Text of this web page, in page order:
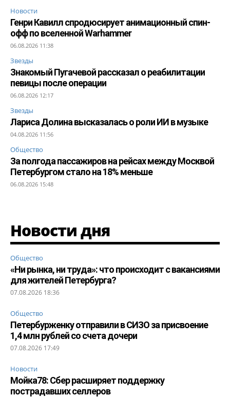
Новости
Генри Кавилл спродюсирует анимационный спин-
офф по вселенной Warhammer
06.08.2026 11:38
Звезды
Знакомый Пугачевой рассказал о реабилитации
певицы после операции
06.08.2026 12:17
Звезды
Лариса Долина высказалась о роли ИИ в музыке
04.08.2026 11:56
Общество
За полгода пассажиров на рейсах между Москвой
Петербургом стало на 18% меньше
06.08.2026 15:48
Новости дня
Общество
«Ни рынка, ни труда»: что происходит с вакансиями
для жителей Петербурга?
07.08.2026 18:36
Общество
Петербурженку отправили в СИЗО за присвоение
1,4 млн рублей со счета дочери
07.08.2026 17:49
Новости
Мойка78: Сбер расширяет поддержку
пострадавших селлеров